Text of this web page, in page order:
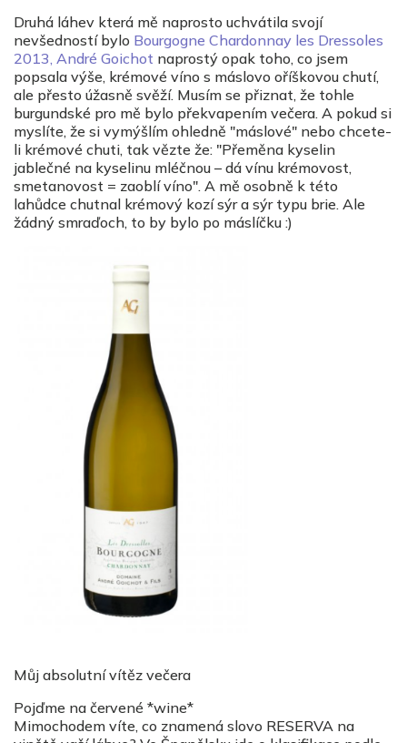
Druhá láhev která mě naprosto uchvátila svojí
nevšedností bylo Bourgogne Chardonnay les Dressoles
2013, André Goichot naprostý opak toho, co jsem
popsala výše, krémové víno s máslovo oříškovou chutí,
ale přesto úžasně svěží. Musím se přiznat, že tohle
burgundské pro mě bylo překvapením večera. A pokud si
myslíte, že si vymýšlím ohledně "máslové" nebo chcete-
li krémové chuti, tak vězte že: "Přeměna kyselin
jablečné na kyselinu mléčnou – dá vínu krémovost,
smetanovost = zaoblí víno". A mě osobně k této
lahůdce chutnal krémový kozí sýr a sýr typu brie. Ale
žádný smraďoch, to by bylo po máslíčku :)
Můj absolutní vítěz večera
Pojďme na červené *wine*
Mimochodem víte, co znamená slovo RESERVA na